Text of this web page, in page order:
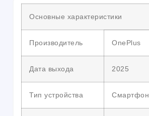
Основные характеристики
Производитель OnePlus
Дата выхода 2025
Тип устройства Смартфон